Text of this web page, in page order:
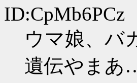
ID:CpMb6PCz
ウマ娘、バ
遺伝やまあ